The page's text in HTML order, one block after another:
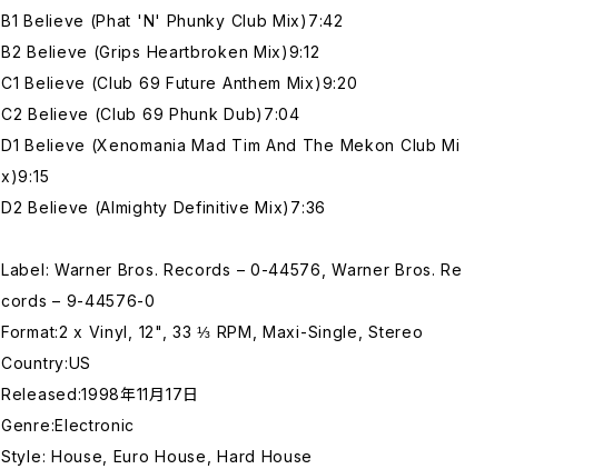
B1 Believe (Phat 'N' Phunky Club Mix)7:42
B2 Believe (Grips Heartbroken Mix)9:12
C1 Believe (Club 69 Future Anthem Mix)9:20
C2 Believe (Club 69 Phunk Dub)7:04
D1 Believe (Xenomania Mad Tim And The Mekon Club Mi
x)9:15
D2 Believe (Almighty Definitive Mix)7:36
Label: Warner Bros. Records – 0-44576, Warner Bros. Re
cords – 9-44576-0
Format:2 x Vinyl, 12", 33 ⅓ RPM, Maxi-Single, Stereo
Country:US
Released:1998年11月17日
Genre:Electronic
Style: House, Euro House, Hard House